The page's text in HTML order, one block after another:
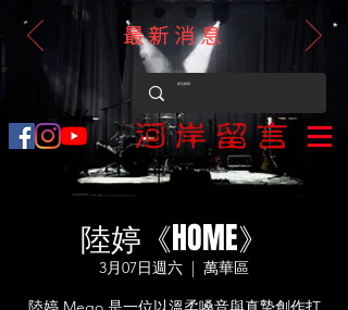
最新消息
陸婷《HOME》
3月07日週六
  |
萬華區